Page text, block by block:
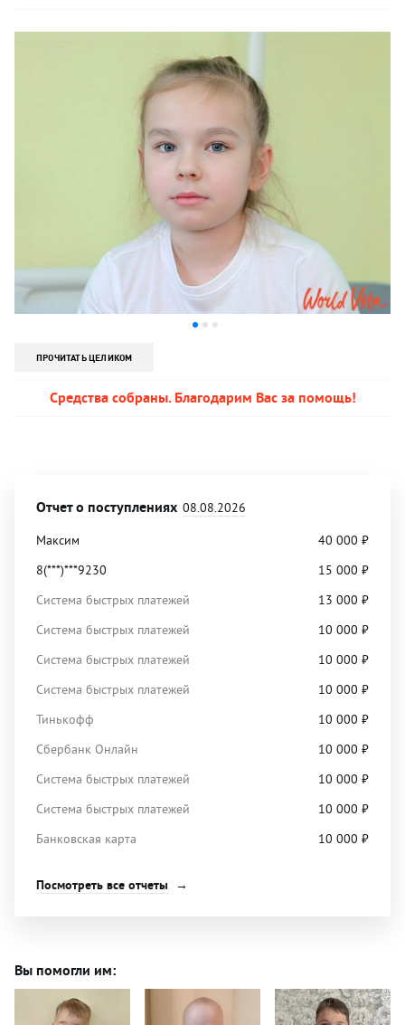
ПРОЧИТАТЬ ЦЕЛИКОМ
Средства собраны. Благодарим Вас за помощь!
Отчет о поступлениях 08.08.2026
Максим
40 000 ₽
8(***)***9230
15 000 ₽
Система быстрых платежей
13 000 ₽
Система быстрых платежей
10 000 ₽
Система быстрых платежей
10 000 ₽
Система быстрых платежей
10 000 ₽
Тинькофф
10 000 ₽
Сбербанк Онлайн
10 000 ₽
Система быстрых платежей
10 000 ₽
Система быстрых платежей
10 000 ₽
Банковская карта
10 000 ₽
Посмотреть все отчеты
Вы помогли им: